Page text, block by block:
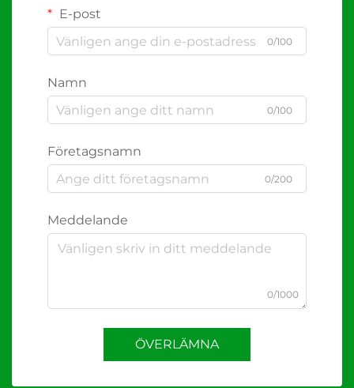
E-post
0/100
Namn
0/100
Företagsnamn
0/200
Meddelande
0/1000
ÖVERLÄMNA